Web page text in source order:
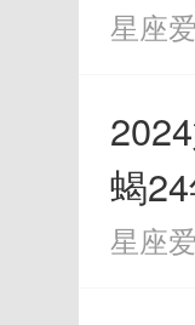
星座
蝎
星座